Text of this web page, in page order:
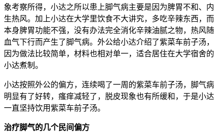
象考察所得，小达之所以患上脚气病主要是因为脾胃不和、内
生热风。加上小达在大学里饮食不大讲究，多吃辛辣东西，而
本身脾胃功能不强，没有办法完全消化辛辣油腻之物，热风随
血气下行而产生了脚气病。外公给小达介绍了紫菜车前子汤，
因为做法比较简单，材料也相对单一，适合居住在大学宿舍的
小达煮制。
小达按照外公的偏方，连续喝了一周的紫菜车前子汤，脚气病
明显有了好转，瘙痒减轻了，脱皮现象也有所缓和，于是小达
一直坚持饮用紫菜车前子汤。
治疗脚气的几个民间偏方